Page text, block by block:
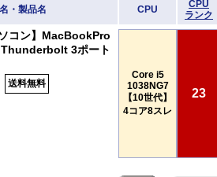
・製品名 CPU
CPU
ランク
コン】MacBookPro
3ポート
送料無料
Core i5
1038NG7
【10世代】
4コア8スレ
23